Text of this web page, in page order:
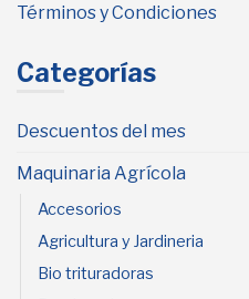
Términos y Condiciones
Categorías
Descuentos del mes
Maquinaria Agrícola
Accesorios
Agricultura y Jardineria
Bio trituradoras